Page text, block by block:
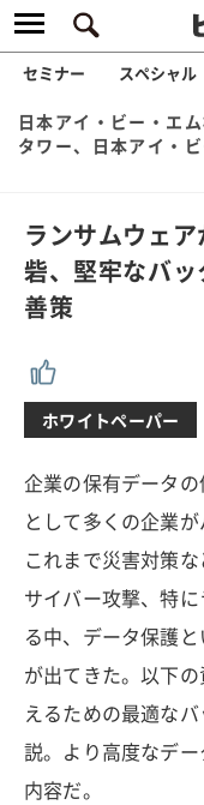
セミナー スペシャル
日本アイ・ビー・エ
タワー、日本アイ・
ランサムウェ
砦、堅牢なバ
善策
ホワイトペーパー
企業の保有データ
として多くの企業
これまで災害対策
サイバー攻撃、特
る中、データ保護
が出てきた。以下
えるための最適な
説。より高度なデ
内容だ。